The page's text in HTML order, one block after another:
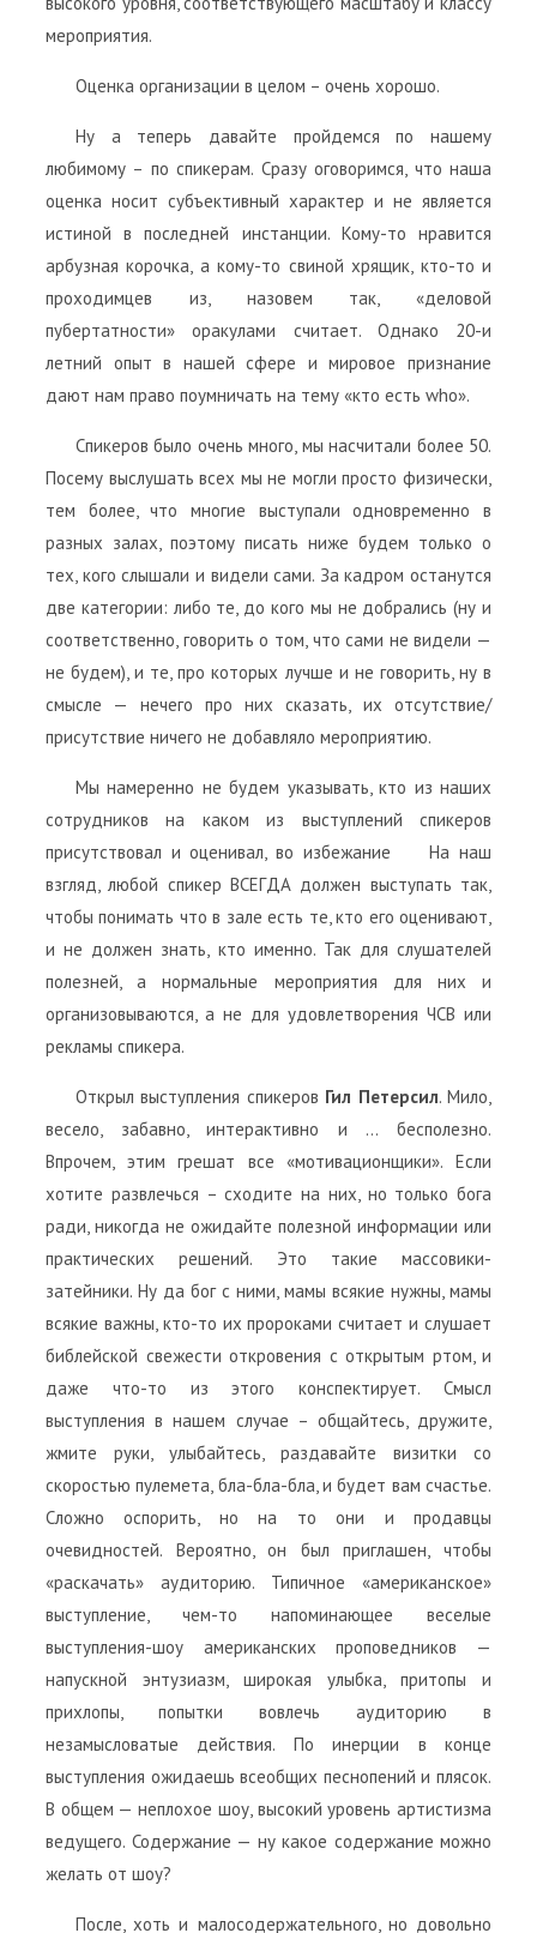
мероприятия.
Оценка организации в целом – очень хорошо.
Ну а теперь давайте пройдемся по нашему
любимому – по спикерам. Сразу оговоримся, что наша
оценка носит субъективный характер и не является
истиной в последней инстанции. Кому-то нравится
арбузная корочка, а кому-то свиной хрящик, кто-то и
проходимцев из, назовем так, «деловой
пубертатности» оракулами считает. Однако 20-и
летний опыт в нашей сфере и мировое признание
дают нам право поумничать на тему «кто есть who».
Спикеров было очень много, мы насчитали более 50.
Посему выслушать всех мы не могли просто физически,
тем более, что многие выступали одновременно в
разных залах, поэтому писать ниже будем только о
тех, кого слышали и видели сами. За кадром останутся
две категории: либо те, до кого мы не добрались (ну и
соответственно, говорить о том, что сами не видели —
не будем), и те, про которых лучше и не говорить, ну в
смысле — нечего про них сказать, их отсутствие/
присутствие ничего не добавляло мероприятию.
Мы намеренно не будем указывать, кто из наших
сотрудников на каком из выступлений спикеров
присутствовал и оценивал, во избежание
На наш
взгляд, любой спикер ВСЕГДА должен выступать так,
чтобы понимать что в зале есть те, кто его оценивают,
и не должен знать, кто именно. Так для слушателей
полезней, а нормальные мероприятия для них и
организовываются, а не для удовлетворения ЧСВ или
рекламы спикера.
Открыл выступления спикеров Гил Петерсил. Мило,
весело, забавно, интерактивно и … бесполезно.
Впрочем, этим грешат все «мотивационщики». Если
хотите развлечься – сходите на них, но только бога
ради, никогда не ожидайте полезной информации или
практических решений. Это такие массовики-
затейники. Ну да бог с ними, мамы всякие нужны, мамы
всякие важны, кто-то их пророками считает и слушает
библейской свежести откровения с открытым ртом, и
даже что-то из этого конспектирует. Смысл
выступления в нашем случае – общайтесь, дружите,
жмите руки, улыбайтесь, раздавайте визитки со
скоростью пулемета, бла-бла-бла, и будет вам счастье.
Сложно оспорить, но на то они и продавцы
очевидностей. Вероятно, он был приглашен, чтобы
«раскачать» аудиторию. Типичное «американское»
выступление, чем-то напоминающее веселые
выступления-шоу американских проповедников —
напускной энтузиазм, широкая улыбка, притопы и
прихлопы, попытки вовлечь аудиторию в
незамысловатые действия. По инерции в конце
выступления ожидаешь всеобщих песнопений и плясок.
В общем — неплохое шоу, высокий уровень артистизма
ведущего. Содержание — ну какое содержание можно
желать от шоу?
После, хоть и малосодержательного, но довольно